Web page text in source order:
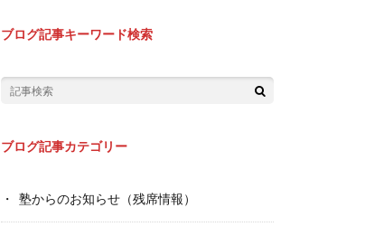
ブログ記事キーワード検索
ブログ記事カテゴリー
塾からのお知らせ（残席情報）